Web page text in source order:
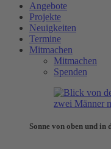
Angebote
Projekte
Neuigkeiten
Termine
Mitmachen
Mitmachen
Spenden
Sonne von oben und in